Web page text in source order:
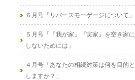
６月号「リバースモーゲージについて」
５月号「『我が家』『実家』を空き家に
しないためには」
４月号「あなたの相続対策は何を目的と
しますか？」